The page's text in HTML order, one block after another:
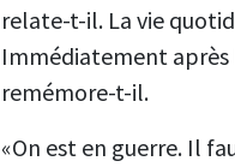
relate-t-il. La vie
Immédiatement après
remémore-t-il.
«On est en guerre. Il